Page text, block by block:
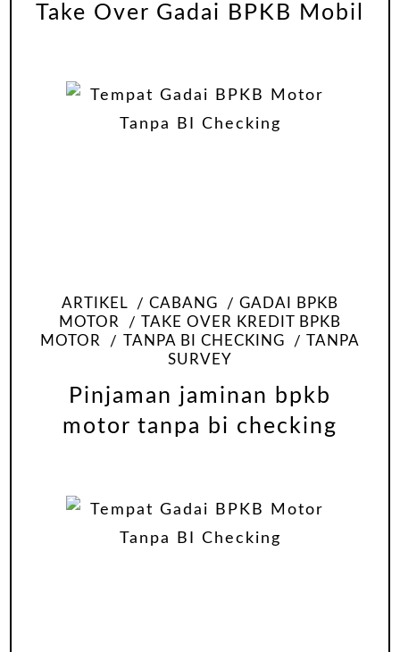
Take Over Gadai BPKB Mobil
ARTIKEL CABANG
GADAI BPKB
MOTOR
TAKE OVER KREDIT BPKB
MOTOR
TANPA BI CHECKING
TANPA
SURVEY
Pinjaman jaminan bpkb
motor tanpa bi checking